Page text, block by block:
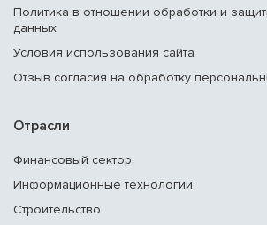
Политика в отношении обработки и
данных
Условия использования сайта
Отзыв согласия на обработку
Отрасли
Финансовый сектор
Информационные технологии
Строительство